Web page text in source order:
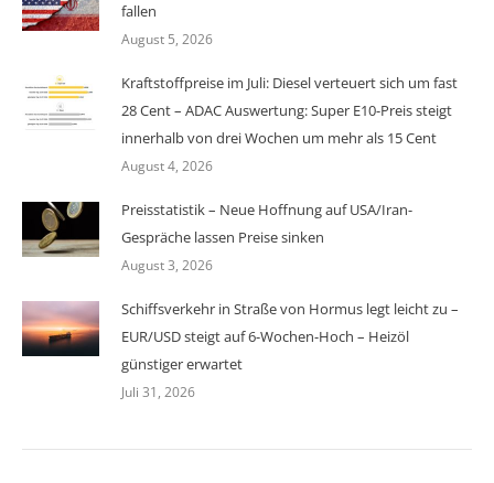
fallen
August 5, 2026
Kraftstoffpreise im Juli: Diesel verteuert sich um fast
28 Cent – ADAC Auswertung: Super E10-Preis steigt
innerhalb von drei Wochen um mehr als 15 Cent
August 4, 2026
Preisstatistik – Neue Hoffnung auf USA/Iran-
Gespräche lassen Preise sinken
August 3, 2026
Schiffsverkehr in Straße von Hormus legt leicht zu –
EUR/USD steigt auf 6-Wochen-Hoch – Heizöl
günstiger erwartet
Juli 31, 2026